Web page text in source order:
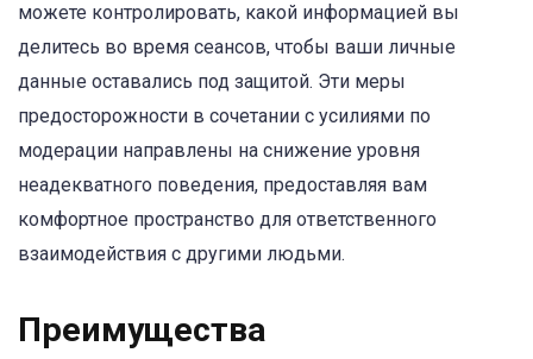
можете контролировать, какой информацией вы
делитесь во время сеансов, чтобы ваши личные
данные оставались под защитой. Эти меры
предосторожности в сочетании с усилиями по
модерации направлены на снижение уровня
неадекватного поведения, предоставляя вам
комфортное пространство для ответственного
взаимодействия с другими людьми.
Преимущества